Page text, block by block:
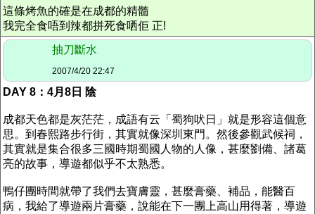
這條烤魚的確是在成都的精髓
我完全食唔到辣都拼死食哂佢 正!
抽刀斷水
2007/4/20 22:47
DAY 8：4月8日 陰
成都天色都是灰茫茫，成語有云「蜀狗吠日」就是形容這個意
思。到春熙路步行街，其實就像深圳東門。然後參觀武候祠，
其實就是集合很多三國時期蜀國人物的人像，甚麼劉備、諸葛
亮的故事，導遊都似乎不太熟悉。
鴨仔團時間就帶了我們去寶膚靈，甚麼膏藥、補品，能醫百
病，我給了導遊兩片膏藥，說能在下一團上高山用得著，導遊